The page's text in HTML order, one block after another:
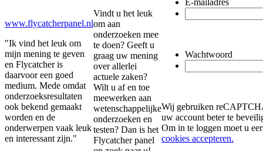
www.flycatcherpanel.nl
"Ik vind het leuk om
mijn mening te geven
en Flycatcher is
daarvoor een goed
medium. Mede omdat
onderzoeksresultaten
ook bekend gemaakt
worden en de
onderwerpen vaak leuk
en interessant zijn."
Vindt u het leuk
om aan
onderzoeken mee
te doen? Geeft u
graag uw mening
over allerlei
actuele zaken?
Wilt u af en toe
meewerken aan
wetenschappelijke
onderzoeken en
testen? Dan is het
Flycatcher panel
E-mailadres
Wachtwoord
Wij gebruiken
uw account beter te
Om in te loggen moet u
cookies accepteren.